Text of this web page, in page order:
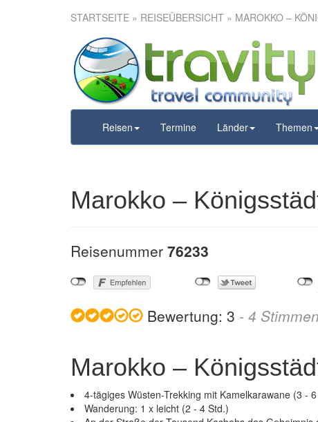
STARTSEITE » REISEÜBERSICHT » MAROKKO –
Reisen Termine Länder Themen
Marokko
Marokko –
Reisenummer 76233
Bewertung: 3 - 4 Stimmen
Marokko –
4-tägiges Wüsten-Trekking mit Kamelkarawane (3 -
Wanderung: 1 x leicht (2 - 4 Std.)